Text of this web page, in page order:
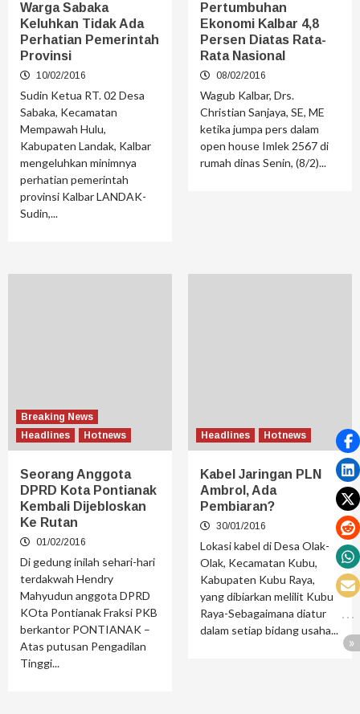
Warga Sabaka
Keluhkan Tidak Ada
Perhatian Pemerintah
Provinsi
10/02/2016
Sudin Ketua RT. 02 Desa
Sabaka, Kecamatan
Mempawah Hulu,
Kabupaten Landak, Kalbar
mengeluhkan minimnya
perhatian pemerintah
provinsi Kalbar LANDAK-
Sudin,...
Pertumbuhan
Ekonomi Kalbar 4,8
Persen Diatas Rata-
Rata Nasional
08/02/2016
Wagub Kalbar, Drs.
Christian Sanjaya, SE, ME
ketika jumpa pers dalam
open house Imlek 2567 di
rumah dinas Senin, (8/2)...
Breaking News
Headlines
Hotnews
Seorang Anggota
DPRD Kota Pontianak
Kembali Dijebloskan
Ke Rutan
01/02/2016
Di gedung inilah sehari-hari
terdakwah Hendry
Mahyudun anggota DPRD
KOta Pontianak Fraksi PKB
berkantor PONTIANAK –
Atas putusan Pengadilan
Tinggi...
Headlines Hotnews
Kabel Jaringan PLN
Ambrol, Ada
Pembiaran?
30/01/2016
Lokasi kabel di Desa Olak-
Olak, Kecamatan Kubu,
Kabupaten Kubu Raya,
yang dibiarkan melilit Kubu
Raya-Sebagaimana diatur
dalam setiap bidang usaha...